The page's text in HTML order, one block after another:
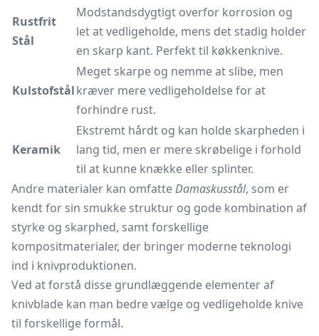
Rustfrit
Stål
Modstandsdygtigt overfor korrosion og
let at vedligeholde, mens det stadig holder
en skarp kant. Perfekt til køkkenknive.
Kulstofstål
Meget skarpe og nemme at slibe, men
kræver mere vedligeholdelse for at
forhindre rust.
Keramik
Ekstremt hårdt og kan holde skarpheden i
lang tid, men er mere skrøbelige i forhold
til at kunne knække eller splinter.
Andre materialer kan omfatteDamaskusstål, som er
kendt for sin smukke struktur og gode kombination af
styrke og skarphed, samt forskellige
kompositmaterialer, der bringer moderne teknologi
ind i knivproduktionen.
Ved at forstå disse grundlæggende elementer af
knivblade kan man bedre vælge og vedligeholde knive
til forskellige formål.